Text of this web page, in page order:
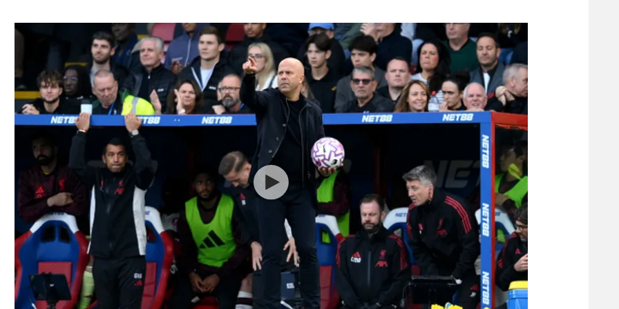
תקנון משתתפים וזוכים בפרסים
תקנון עבור פעילות אלקטרה
תקנון עבור פעילות ספורט 1 – "מרלן"
טניס
גיימינג E-Sports
תנאי שימוש
מדיניות פרטיות
תקנון פעילות ספורט 1
רשיון להקרנה פומבית לבית עסק
הצטרפות לחבילת הערוצים
לוח דרושים – ג'ובנט
תגיות
הפועל תל אביב
הפועל חיפה
הפועל באר שבע
מכבי נתניה
בני יהודה
ליגה סינית
ליגה ברזילאית
ליגות נוספות